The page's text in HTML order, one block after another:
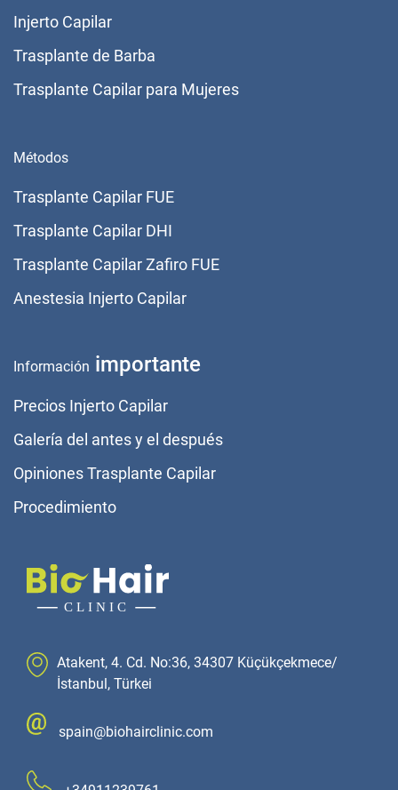
Injerto Capilar
Trasplante de Barba
Trasplante Capilar para Mujeres
Métodos
Trasplante Capilar FUE
Trasplante Capilar DHI
Trasplante Capilar Zafiro FUE
Anestesia Injerto Capilar
Información importante
Precios Injerto Capilar
Galería del antes y el después
Opiniones Trasplante Capilar
Procedimiento
Atakent, 4. Cd. No:36, 34307 Küçükçekmece/
İstanbul, Türkei
spain@biohairclinic.com